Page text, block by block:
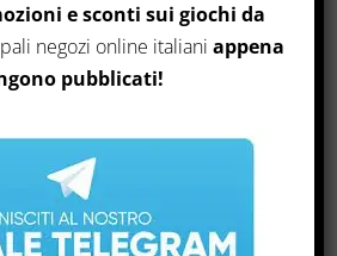
risultatoe sconti sui giochi da
negozi online italiani appena
pubblicati!